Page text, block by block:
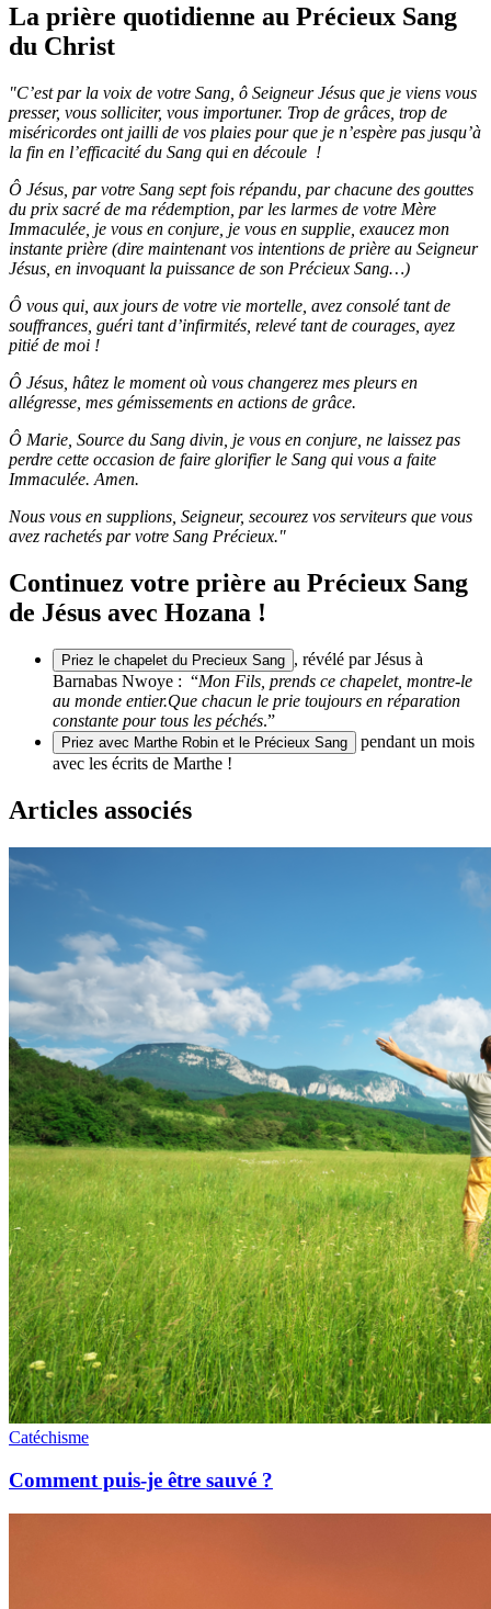
La prière quotidienne au Précieux Sang
du Christ
"C’est par la voix de votre Sang, ô Seigneur Jésus que je viens vous
presser, vous solliciter, vous importuner. Trop de grâces, trop de
miséricordes ont jailli de vos plaies pour que je n’espère pas jusqu’à
la fin en l’efficacité du Sang qui en découle !
Ô Jésus, par votre Sang sept fois répandu, par chacune des gouttes
du prix sacré de ma rédemption, par les larmes de votre Mère
Immaculée, je vous en conjure, je vous en supplie, exaucez mon
instante prière (dire maintenant vos intentions de prière au Seigneur
Jésus, en invoquant la puissance de son Précieux Sang…)
Ô vous qui, aux jours de votre vie mortelle, avez consolé tant de
souffrances, guéri tant d’infirmités, relevé tant de courages, ayez
pitié de moi !
Ô Jésus, hâtez le moment où vous changerez mes pleurs en
allégresse, mes gémissements en actions de grâce.
Ô Marie, Source du Sang divin, je vous en conjure, ne laissez pas
perdre cette occasion de faire glorifier le Sang qui vous a faite
Immaculée. Amen.
Nous vous en supplions, Seigneur, secourez vos serviteurs que vous
avez rachetés par votre Sang Précieux."
Continuez votre prière au Précieux Sang
de Jésus avec Hozana !
Priez le chapelet du Precieux Sang , révélé par Jésus à
Barnabas Nwoye : “Mon Fils, prends ce chapelet, montre-le
au monde entier.Que chacun le prie toujours en réparation
constante pour tous les péchés.”
Priez avec Marthe Robin et le Précieux Sang
pendant un mois
avec les écrits de Marthe !
Articles associés
Catéchisme
Comment puis-je être sauvé ?